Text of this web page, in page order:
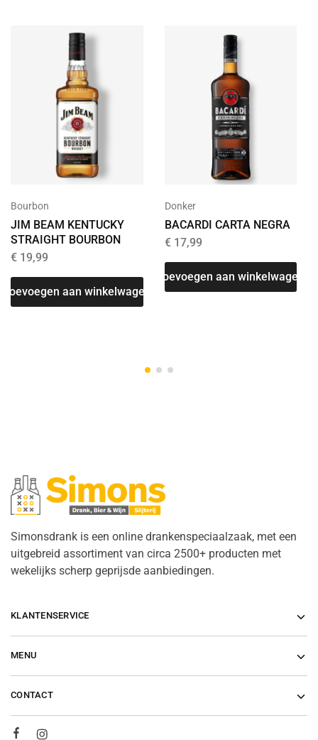
Bourbon
JIM BEAM KENTUCKY
STRAIGHT BOURBON
€ 19,99
Toevoegen aan winkelwagen
Donker
BACARDI CARTA NEGRA
€17,99
Toevoegen aan winkelwagen
Simonsdrank is een online drankenspeciaalzaak, met een
uitgebreid assortiment van circa 2500+ producten met
wekelijks scherp geprijsde aanbiedingen.
KLANTENSERVICE
MENU
CONTACT